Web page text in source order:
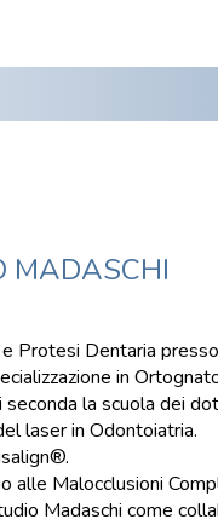
MADASCHI
Protesi Dentaria
in
la scuola dei
laser in Odontoiatria.
alle Malocclusioni
Madaschi come